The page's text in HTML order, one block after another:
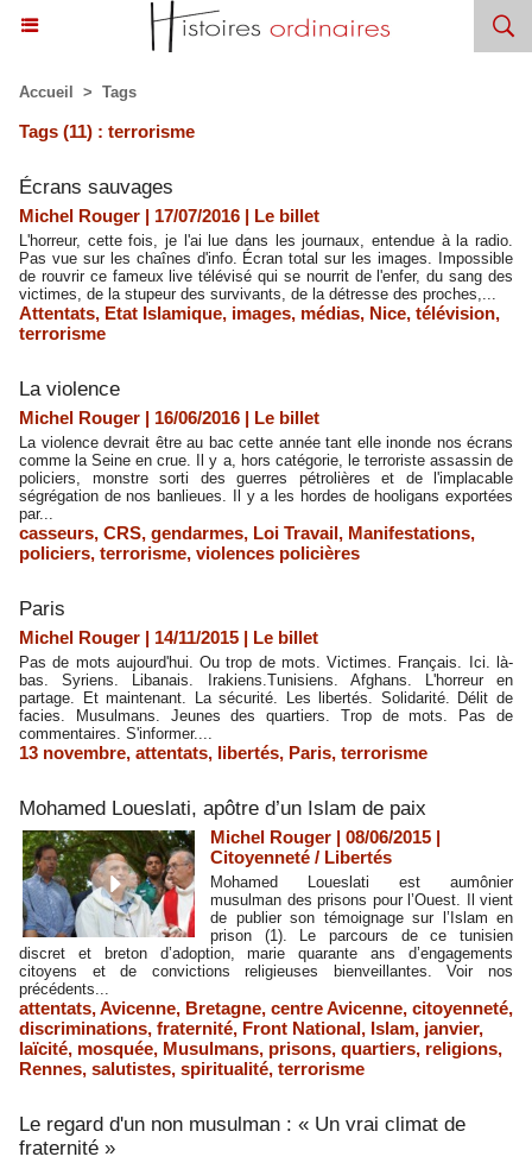
Accueil > Tags
Tags (11) : terrorisme
​Écrans sauvages
Michel Rouger | 17/07/2016 | Le billet
L'horreur, cette fois, je l'ai lue dans les journaux, entendue à la radio.
Pas vue sur les chaînes d'info. Écran total sur les images. Impossible
de rouvrir ce fameux live télévisé qui se nourrit de l'enfer, du sang des
victimes, de la stupeur des survivants, de la détresse des proches,...
Attentats, Etat Islamique, images, médias, Nice, télévision,
terrorisme
La violence
Michel Rouger | 16/06/2016 | Le billet
La violence devrait être au bac cette année tant elle inonde nos écrans
comme la Seine en crue. Il y a, hors catégorie, le terroriste assassin de
policiers, monstre sorti des guerres pétrolières et de l'implacable
ségrégation de nos banlieues. Il y a les hordes de hooligans exportées
par...
casseurs, CRS, gendarmes, Loi Travail, Manifestations,
policiers, terrorisme, violences policières
​Paris
Michel Rouger | 14/11/2015 | Le billet
Pas de mots aujourd'hui. Ou trop de mots. Victimes. Français. Ici. là-
bas. Syriens. Libanais. Irakiens.Tunisiens. Afghans. L'horreur en
partage. Et maintenant. La sécurité. Les libertés. Solidarité. Délit de
facies. Musulmans. Jeunes des quartiers. Trop de mots. Pas de
commentaires. S'informer....
13 novembre, attentats, libertés, Paris, terrorisme
Mohamed Loueslati, apôtre d’un Islam de paix
Michel Rouger | 08/06/2015 |
Citoyenneté / Libertés
Mohamed Loueslati est aumônier
musulman des prisons pour l’Ouest. Il vient
de publier son témoignage sur l’Islam en
prison (1). Le parcours de ce tunisien
discret et breton d’adoption, marie quarante ans d’engagements
citoyens et de convictions religieuses bienveillantes. Voir nos
précédents...
attentats,Avicenne, Bretagne, centre Avicenne, citoyenneté,
discriminations, fraternité, Front National, Islam, janvier,
laïcité, mosquée, Musulmans, prisons, quartiers, religions,
Rennes, salutistes, spiritualité, terrorisme
Le regard d'un non musulman : « Un vrai climat de
fraternité »